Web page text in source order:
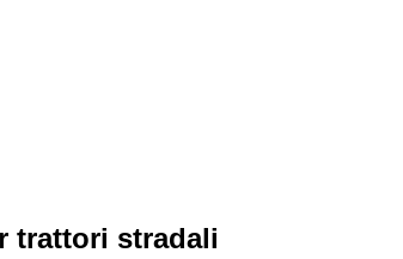
trattori stradali